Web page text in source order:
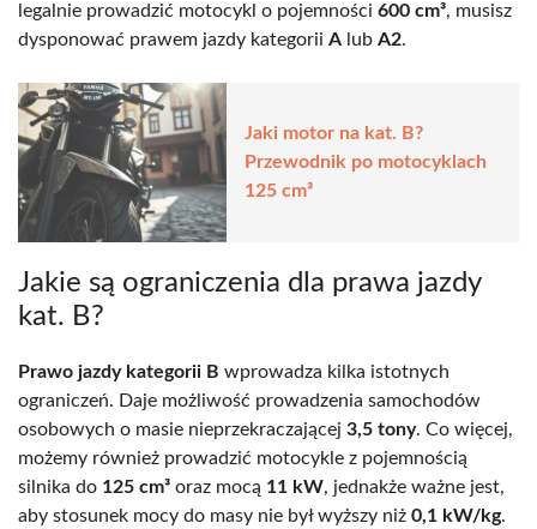
legalnie prowadzić motocykl o pojemności 600 cm³, musisz
dysponować prawem jazdy kategorii A lub A2.
Jaki motor na kat. B?
Przewodnik po motocyklach
125 cm³
Jakie są ograniczenia dla prawa jazdy
kat. B?
Prawo jazdy kategorii B wprowadza kilka istotnych
ograniczeń. Daje możliwość prowadzenia samochodów
osobowych o masie nieprzekraczającej 3,5 tony. Co więcej,
możemy również prowadzić motocykle z pojemnością
silnika do 125 cm³ oraz mocą 11 kW, jednakże ważne jest,
aby stosunek mocy do masy nie był wyższy niż 0,1 kW/kg.